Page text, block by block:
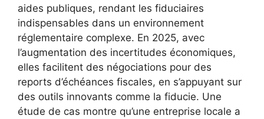
aides publiques, rendant les fiduciaires
indispensables dans un environnement
réglementaire complexe. En 2025, avec
l’augmentation des incertitudes économiques,
elles facilitent des négociations pour des
reports d’échéances fiscales, en s’appuyant sur
des outils innovants comme la fiducie. Une
étude de cas montre qu’une entreprise locale a